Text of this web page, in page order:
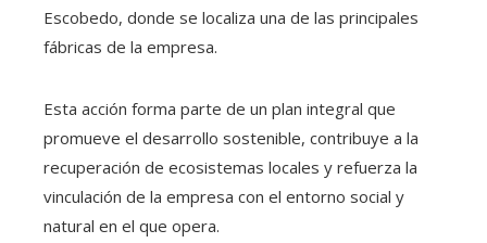
Escobedo, donde se localiza una de las principales
fábricas de la empresa.
Esta acción forma parte de un plan integral que
promueve el desarrollo sostenible, contribuye a la
recuperación de ecosistemas locales y refuerza la
vinculación de la empresa con el entorno social y
natural en el que opera.